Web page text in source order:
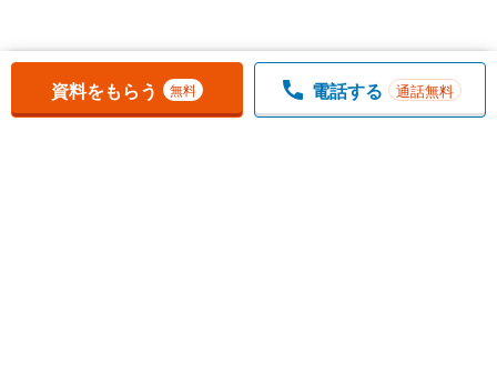
お気に入りに追加しました。 一覧を開く
資料をもらう 無料 電話する 通話無料